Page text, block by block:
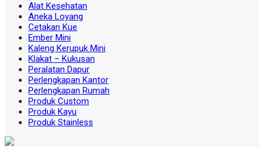
Alat Kesehatan
Aneka Loyang
Cetakan Kue
Ember Mini
Kaleng Kerupuk Mini
Klakat – Kukusan
Peralatan Dapur
Perlengkapan Kantor
Perlengkapan Rumah
Produk Custom
Produk Kayu
Produk Stainless